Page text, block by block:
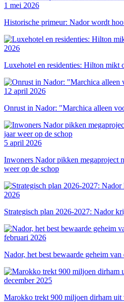
1 mei 2026
Historische primeur: Nador wordt
2026
Luxehotel en residenties: Hilton mikt
12 april 2026
Onrust in Nador: "Marchica alleen
5 april 2026
Inwoners Nador pikken megaproject
weer op de schop
2026
Strategisch plan 2026-2027: Nador
februari 2026
Nador, het best bewaarde geheim
december 2025
Marokko trekt 900 miljoen dirham uit